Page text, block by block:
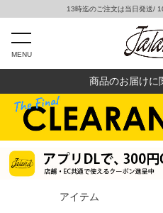
13時迄のご注文は当日発送/
MENU
商品のお届けに
アイテム